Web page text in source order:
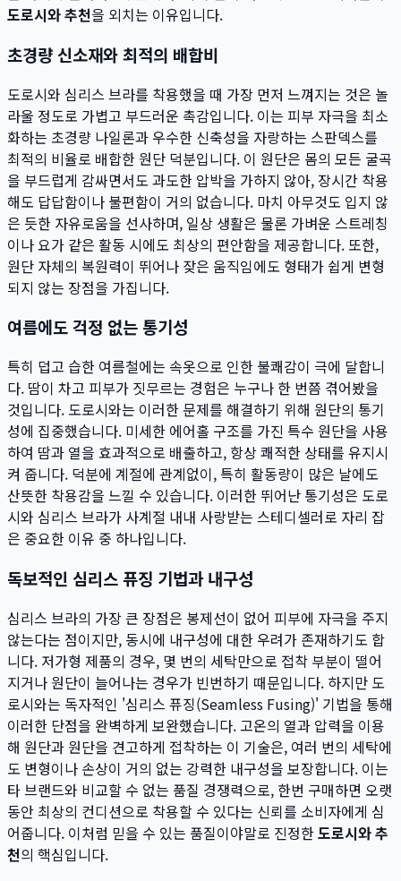
도로시와 추천을 외치는 이유입니다.
초경량 신소재와 최적의 배합비
도로시와 심리스 브라를 착용했을 때 가장 먼저 느껴지는 것은 놀
라울 정도로 가볍고 부드러운 촉감입니다. 이는 피부 자극을 최소
화하는 초경량 나일론과 우수한 신축성을 자랑하는 스판덱스를
최적의 비율로 배합한 원단 덕분입니다. 이 원단은 몸의 모든 굴곡
을 부드럽게 감싸면서도 과도한 압박을 가하지 않아, 장시간 착용
해도 답답함이나 불편함이 거의 없습니다. 마치 아무것도 입지 않
은 듯한 자유로움을 선사하며, 일상 생활은 물론 가벼운 스트레칭
이나 요가 같은 활동 시에도 최상의 편안함을 제공합니다. 또한,
원단 자체의 복원력이 뛰어나 잦은 움직임에도 형태가 쉽게 변형
되지 않는 장점을 가집니다.
여름에도 걱정 없는 통기성
특히 덥고 습한 여름철에는 속옷으로 인한 불쾌감이 극에 달합니
다. 땀이 차고 피부가 짓무르는 경험은 누구나 한 번쯤 겪어봤을
것입니다. 도로시와는 이러한 문제를 해결하기 위해 원단의 통기
성에 집중했습니다. 미세한 에어홀 구조를 가진 특수 원단을 사용
하여 땀과 열을 효과적으로 배출하고, 항상 쾌적한 상태를 유지시
켜 줍니다. 덕분에 계절에 관계없이, 특히 활동량이 많은 날에도
산뜻한 착용감을 느낄 수 있습니다. 이러한 뛰어난 통기성은 도로
시와 심리스 브라가 사계절 내내 사랑받는 스테디셀러로 자리 잡
은 중요한 이유 중 하나입니다.
독보적인 심리스 퓨징 기법과 내구성
심리스 브라의 가장 큰 장점은 봉제선이 없어 피부에 자극을 주지
않는다는 점이지만, 동시에 내구성에 대한 우려가 존재하기도 합
니다. 저가형 제품의 경우, 몇 번의 세탁만으로 접착 부분이 떨어
지거나 원단이 늘어나는 경우가 빈번하기 때문입니다. 하지만 도
로시와는 독자적인 '심리스 퓨징(Seamless Fusing)' 기법을 통해
이러한 단점을 완벽하게 보완했습니다. 고온의 열과 압력을 이용
해 원단과 원단을 견고하게 접착하는 이 기술은, 여러 번의 세탁에
도 변형이나 손상이 거의 없는 강력한 내구성을 보장합니다. 이는
타 브랜드와 비교할 수 없는 품질 경쟁력으로, 한번 구매하면 오랫
동안 최상의 컨디션으로 착용할 수 있다는 신뢰를 소비자에게 심
어줍니다. 이처럼 믿을 수 있는 품질이야말로 진정한도로시와 추
천의 핵심입니다.